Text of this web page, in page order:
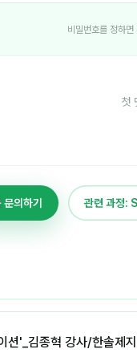
비밀번호를 정하
첫
문의하기 관련 과정:
션'_김종혁 강사/한솔제지